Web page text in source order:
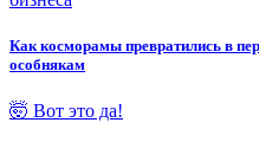
Как косморамы превратились в
особнякам
🤯 Вот это да!